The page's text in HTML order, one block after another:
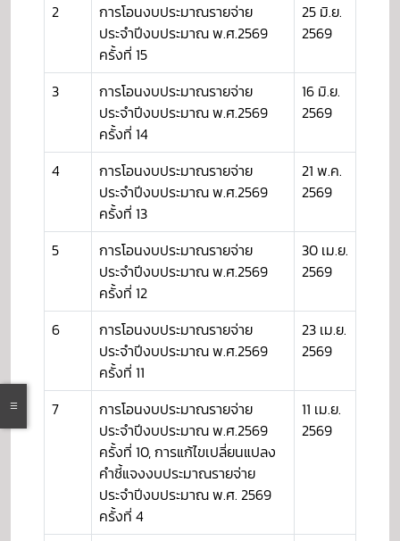
2
การโอนงบประมาณรายจ่าย
ประจำปีงบประมาณ พ.ศ.2569
ครั้งที่ 15
25 มิ.ย.
2569
3
การโอนงบประมาณรายจ่าย
ประจำปีงบประมาณ พ.ศ.2569
ครั้งที่ 14
16 มิ.ย.
2569
4
การโอนงบประมาณรายจ่าย
ประจำปีงบประมาณ พ.ศ.2569
ครั้งที่ 13
21 พ.ค.
2569
5
การโอนงบประมาณรายจ่าย
ประจำปีงบประมาณ พ.ศ.2569
ครั้งที่ 12
30 เม.ย.
2569
6
การโอนงบประมาณรายจ่าย
ประจำปีงบประมาณ พ.ศ.2569
ครั้งที่ 11
23 เม.ย.
2569
7
การโอนงบประมาณรายจ่าย
ประจำปีงบประมาณ พ.ศ.2569
ครั้งที่ 10, การแก้ไขเปลี่ยนแปลง
คำชี้แจงงบประมาณรายจ่าย
ประจำปีงบประมาณ พ.ศ. 2569
ครั้งที่ 4
11 เม.ย.
2569